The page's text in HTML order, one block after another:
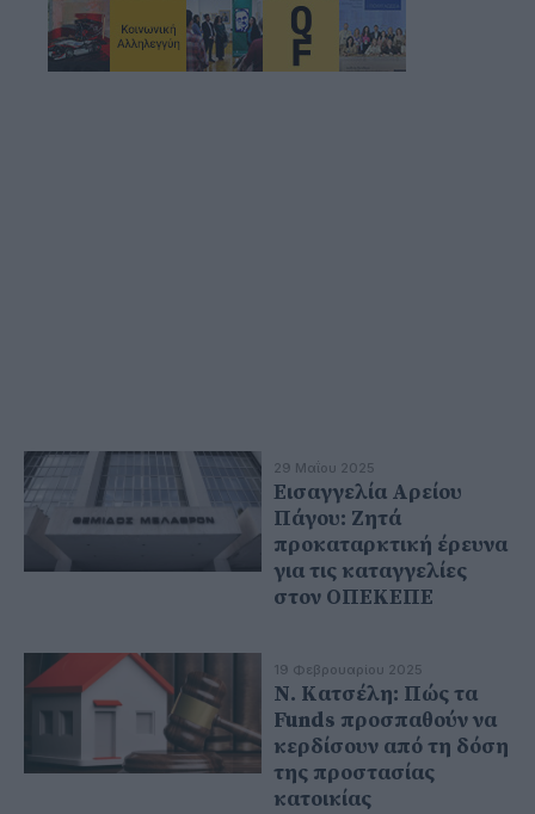
29 Μαΐου 2025
Εισαγγελία Αρείου
Πάγου: Ζητά
προκαταρκτική έρευνα
για τις καταγγελίες
στον ΟΠΕΚΕΠΕ
19 Φεβρουαρίου 2025
Ν. Κατσέλη: Πώς τα
Funds προσπαθούν να
κερδίσουν από τη δόση
της προστασίας
κατοικίας